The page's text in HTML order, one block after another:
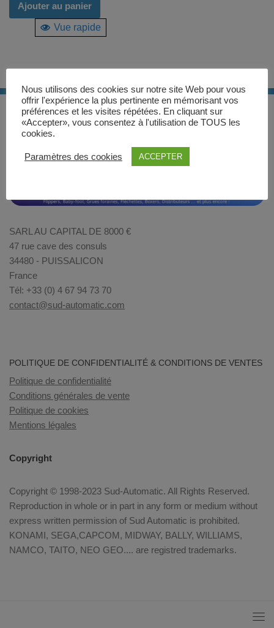
Ajouter au panier
Vue rapide
SARL AU CAPITAL DE 8000 €
47 rue cave des consuls
34480 - PUISSALICON
France
Tél: +33 (0) 4 67 94 73 70
contact@sud-automatic.com
POLITIQUE DE CONFIDENTIALITÉ & CONDITIONS DE VENTES
Politique de confidentialité
Conditions générales de vente
Politique de cookies
Mentions légales
Copyright
Copyright © 1998-2023 Sud-Automatic. All Rights Reserved.
Reproduction in whole or in part in any form or medium without
express written permission of Sud Automatic is prohibited.
KONAMI, SEGA,CAPCOM, MIDWAY, BALLY, WILLIAMS,
NAMCO, TAITO, NEO GEO.... are registred trademarks.
Nous utilisons des cookies sur notre site Web pour vous
offrir l'expérience la plus pertinente en mémorisant vos
préférences et les visites répétées. En cliquant sur
«Accepter», vous consentez à l'utilisation de TOUS les
cookies.
Paramètres des cookies ACCEPTER